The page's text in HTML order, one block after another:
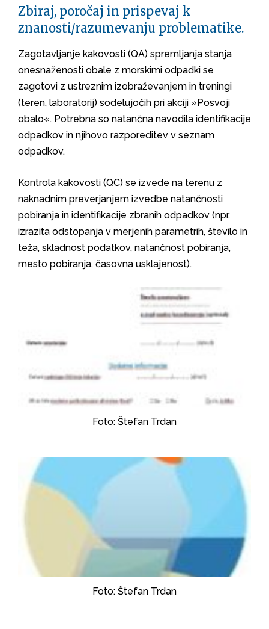
Zbiraj, poročaj in prispevaj k
znanosti/razumevanju problematike.
Zagotavljanje kakovosti (QA) spremljanja stanja
onesnaženosti obale z morskimi odpadki se
zagotovi z ustreznim izobraževanjem in treningi
(teren, laboratorij) sodelujočih pri akciji »Posvoji
obalo«. Potrebna so natančna navodila identifikacije
odpadkov in njihovo razporeditev v seznam
odpadkov.
Kontrola kakovosti (QC) se izvede na terenu z
naknadnim preverjanjem izvedbe natančnosti
pobiranja in identifikacije zbranih odpadkov (npr.
izrazita odstopanja v merjenih parametrih, število in
teža, skladnost podatkov, natančnost pobiranja,
mesto pobiranja, časovna usklajenost).
Foto: Štefan Trdan
Foto: Štefan Trdan